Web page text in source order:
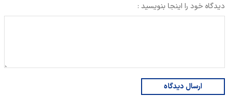
دیدگاه خود را اینجا بنویسید :
ارسال دیدگاه